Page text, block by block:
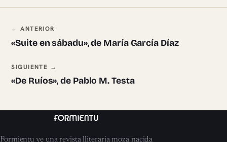
Navegación ente pieces
← ANTERIOR
«Suite en sábadu», de María García Díaz
SIGUIENTE →
«De Ruíos», de Pablo M. Testa
Formientu ye una revista lliteraria moza nacida